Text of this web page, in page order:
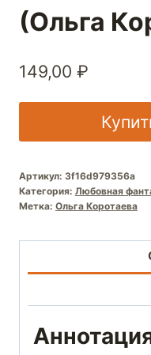
(Ольга
149,00 ₽
Артикул: 3f16d979356a
Категория: Любовная
Метка: Ольга Коротаева